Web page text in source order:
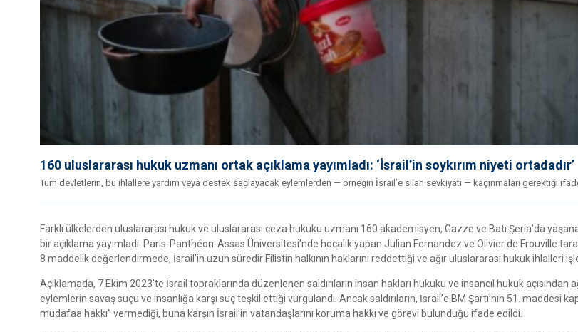
160 uluslararası hukuk uzmanı ortak açıklama yayımladı: ‘İsrail’in soykırım niyeti ortadadır’
Tüm devletlerin, bu ihlallere yardım veya destek sağlayacak eylemlerden — örneğin İsrail’e silah sevkiyatı — kaçınmaları gerektiği
Farklı ülkelerden uluslararası hukuk ve uluslararası ceza hukuku uzmanı 160 akademisyen, Gazze ve Batı Şeria’da
bir açıklama yayımladı. Paris-Panthéon-Assas Üniversitesi’nde hocalık yapan Julian Fernandez ve Olivier de Frouville
8 maddelik değerlendirmede, İsrail’in uzun süredir Filistin halkının haklarını reddettiği ve ağır uluslararası hukuk ihlalleri
Açıklamada, 7 Ekim 2023’te İsrail topraklarında düzenlenen saldırıların insan hakları hukuku ve insancıl hukuk açısından
eylemlerin savaş suçu ve insanlığa karşı suç teşkil ettiği vurgulandı. Ancak saldırıların, İsrail’e BM Şartı’nın 51. maddesi
müdafaa hakkı” vermediği, buna karşın İsrail’in vatandaşlarını koruma hakkı ve görevi bulunduğu ifade edildi.